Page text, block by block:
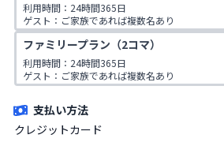
利用時間：24時間365日
ゲスト：ご家族であれば複数名あり
※ご入会時にご家族名の登録をお願いしてお
族が対象です。
ファミリープラン（2コマ）
利用時間：24時間365日
ゲスト：ご家族であれば複数名あり
※ご入会時にご家族名の登録をお願いしてお
支払い方法
クレジットカード